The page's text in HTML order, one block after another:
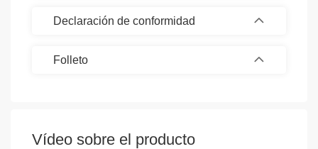
Declaración de conformidad
Folleto
Vídeo sobre el producto